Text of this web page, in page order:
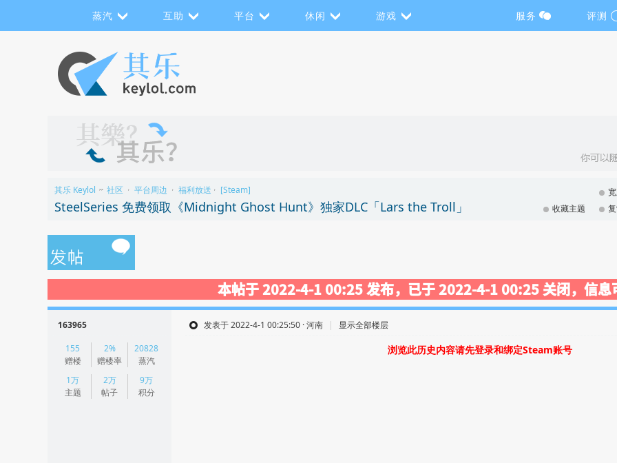
蒸汽 互助 平台 休闲 游戏 服务 评测
其乐 Keylol >> 社区 › 平台周边 › 福利放送 › [Steam]
SteelSeries 免费领取《Midnight Ghost Hunt》独家DLC「Lars the Troll」
收藏主题
本帖于 2022-4-1 00:25 发布，已于 2022-4-1 00:25 关闭，信息
163965
155
赠楼
2%
赠楼率
20828
蒸汽
1万
主题
2万
帖子
9万
积分
发表于 2022-4-1 00:25:50 · 河南 |
显示全部楼层
浏览此历史内容请先登录和绑定Steam账号